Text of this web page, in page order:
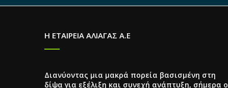
Η ΕΤΑΙΡΕΙΑ ΑΛΙΑΓΑΣ Α.Ε
Διανύοντας μια μακρά πορεία βασισμένη στη
δίψα για εξέλιξη και συνεχή ανάπτυξη, σήμερα ο